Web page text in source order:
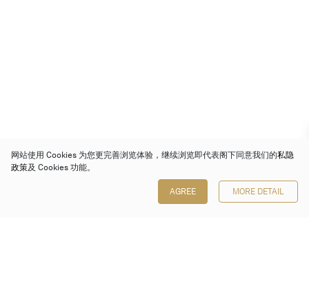
网站使用 Cookies 为您更完善浏览体验，继续浏览即代表阁下同意我们的私隐
政策及 Cookies 功能。
AGREE MORE DETAIL